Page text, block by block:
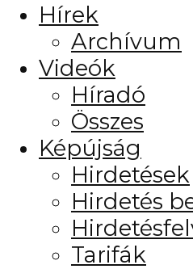
Hírek
Archívum
Videók
Híradó
Összes
Képújság
Hirdetések
Hirdetés
Tarifák